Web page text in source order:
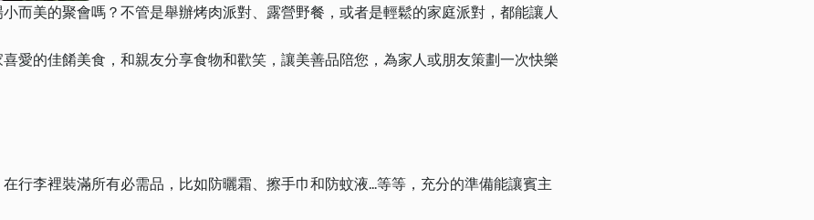
而美的聚會嗎？不管是舉辦烤肉派對、露營野餐，或者是輕鬆的家庭派對，都能讓人
愛的佳餚美食，和親友分享食物和歡笑，讓美善品陪您，為家人或朋友策劃一次快樂
行李裡裝滿所有必需品，比如防曬霜、擦手巾和防蚊液...等等，充分的準備能讓賓主